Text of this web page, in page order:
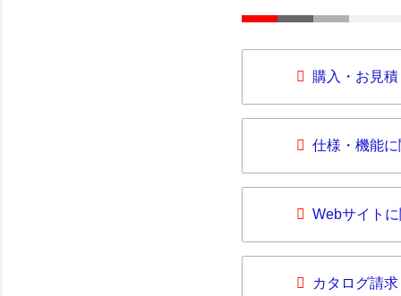
購入・お見
仕様・機能
Webサイト
カタログ請求